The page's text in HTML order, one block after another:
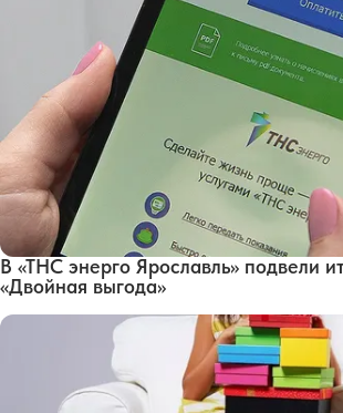
В «ТНС энерго Ярославль» подвели
«Двойная выгода»